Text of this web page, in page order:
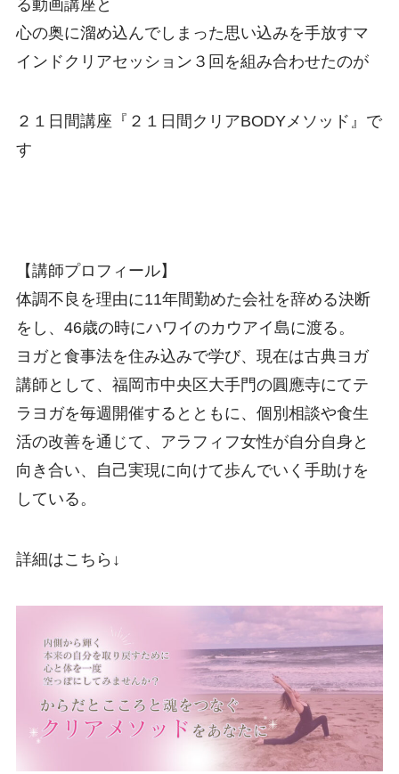
る動画講座と
心の奥に溜め込んでしまった思い込みを手放すマ
インドクリアセッション３回を組み合わせたのが
２１日間講座『２１日間クリアBODYメソッド』で
す
【講師プロフィール】
体調不良を理由に11年間勤めた会社を辞める決断
をし、46歳の時にハワイのカウアイ島に渡る。
ヨガと食事法を住み込みで学び、現在は古典ヨガ
講師として、福岡市中央区大手門の圓應寺にてテ
ラヨガを毎週開催するとともに、個別相談や食生
活の改善を通じて、アラフィフ女性が自分自身と
向き合い、自己実現に向けて歩んでいく手助けを
している。
詳細はこちら↓